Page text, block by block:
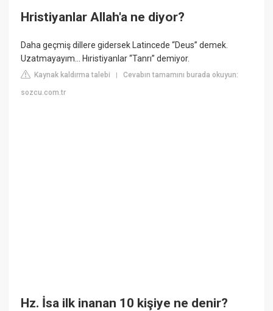
Hristiyanlar Allah'a ne diyor?
Daha geçmiş dillere gidersek Latincede “Deus” demek.
Uzatmayayım… Hıristiyanlar “Tanrı” demiyor.
Kaynak kaldırma talebi |Cevabın tamamını burada okuyun:
sozcu.com.tr
Hz. İsa ilk inanan 10 kişiye ne denir?